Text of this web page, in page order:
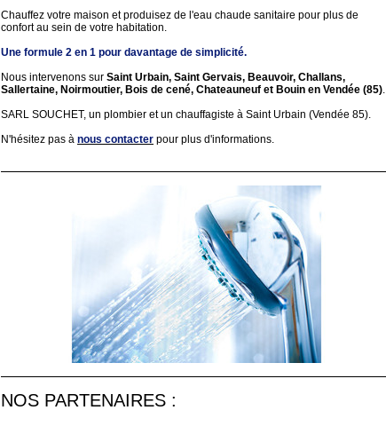
Chauffez votre maison et produisez de l'eau chaude sanitaire pour plus de
confort au sein de votre habitation.
Une formule 2 en 1 pour davantage de simplicité.
Nous intervenons sur Saint Urbain, Saint Gervais, Beauvoir, Challans,
Sallertaine, Noirmoutier, Bois de cené, Chateauneuf et Bouin en Vendée (85).
SARL SOUCHET, un plombier et un chauffagiste à Saint Urbain (Vendée 85).
N'hésitez pas à nous contacter pour plus d'informations.
NOS PARTENAIRES :